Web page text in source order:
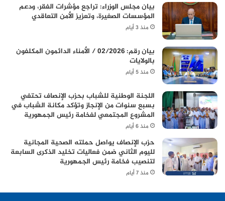
بيان مجلس الوزراء: تراجع مؤشرات الفقر، ودعم
المؤسسات الصغيرة، وتعزيز الأمن التعاقدي
منذ 3 أيام
بيان رقم: 02/2026 / الأمناء الدائمون المكلفون
بالولايات
منذ 5 أيام
اللجنة الوطنية للشباب بحزب الإنصاف تحتفي
بسبع سنوات من الإنجاز وتؤكد مكانة الشباب في
المشروع المجتمعي لفخامة رئيس الجمهورية
منذ 6 أيام
حزب الإنصاف يواصل حملته الصحية المجانية
لليوم الثاني ضمن فعاليات تخليد الذكرى السابعة
لتنصيب فخامة رئيس الجمهورية
منذ 7 أيام